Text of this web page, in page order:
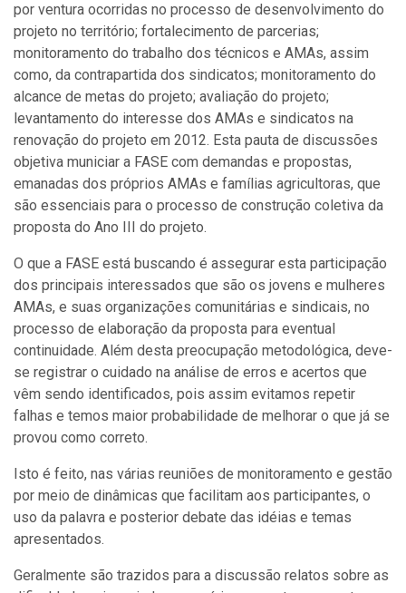
por ventura ocorridas no processo de desenvolvimento do
projeto no território; fortalecimento de parcerias;
monitoramento do trabalho dos técnicos e AMAs, assim
como, da contrapartida dos sindicatos; monitoramento do
alcance de metas do projeto; avaliação do projeto;
levantamento do interesse dos AMAs e sindicatos na
renovação do projeto em 2012. Esta pauta de discussões
objetiva municiar a FASE com demandas e propostas,
emanadas dos próprios AMAs e famílias agricultoras, que
são essenciais para o processo de construção coletiva da
proposta do Ano III do projeto.
O que a FASE está buscando é assegurar esta participação
dos principais interessados que são os jovens e mulheres
AMAs, e suas organizações comunitárias e sindicais, no
processo de elaboração da proposta para eventual
continuidade. Além desta preocupação metodológica, deve-
se registrar o cuidado na análise de erros e acertos que
vêm sendo identificados, pois assim evitamos repetir
falhas e temos maior probabilidade de melhorar o que já se
provou como correto.
Isto é feito, nas várias reuniões de monitoramento e gestão
por meio de dinâmicas que facilitam aos participantes, o
uso da palavra e posterior debate das idéias e temas
apresentados.
Geralmente são trazidos para a discussão relatos sobre as